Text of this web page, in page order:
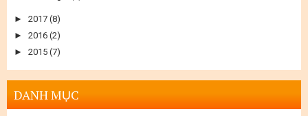
► 2017 (8)
► 2016 (2)
► 2015 (7)
DANH MỤC